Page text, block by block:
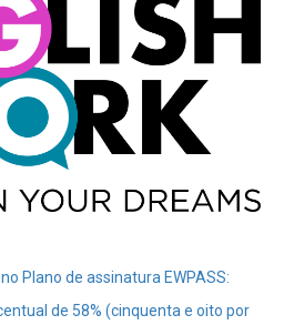
Plano de assinatura EWPASS:
de 58% (cinquenta e oito por